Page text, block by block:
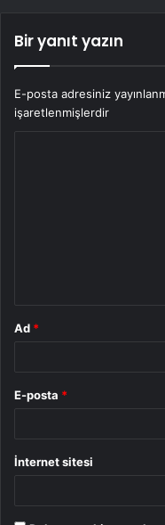
Bir yanıt yazın
E-posta adresiniz
işaretlenmişlerdir
Ad *
E-posta *
İnternet sitesi